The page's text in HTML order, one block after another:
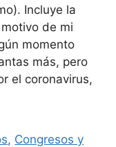
Incluye la
de mi
momento
más, pero
el coronavirus,
, Congresos y